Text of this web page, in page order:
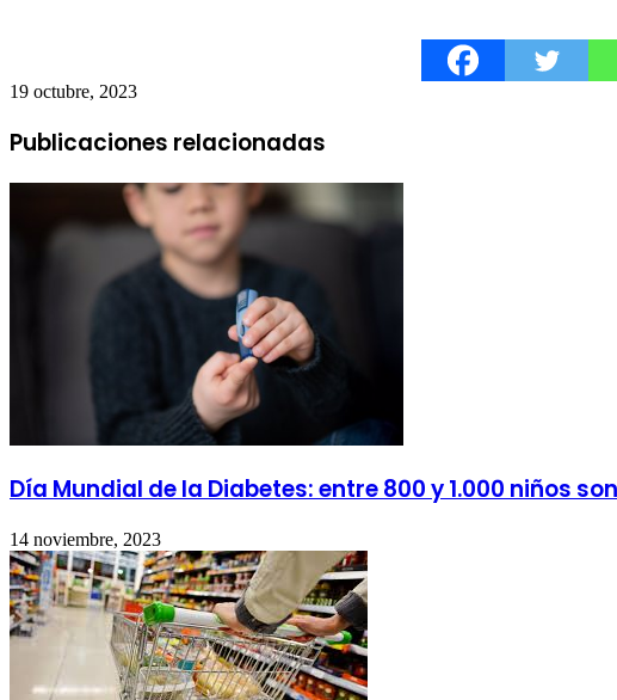
19 octubre, 2023
Publicaciones relacionadas
Día Mundial de la Diabetes: entre 800 y 1.000 niños
14 noviembre, 2023